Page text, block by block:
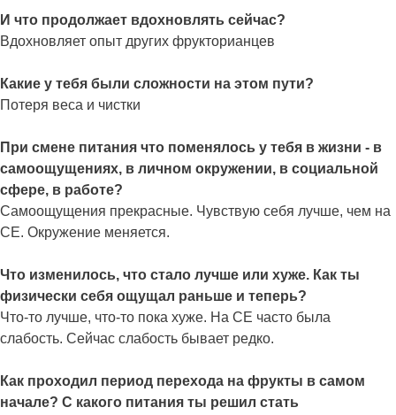
И что продолжает вдохновлять сейчас?
Вдохновляет опыт других фрукторианцев
Какие у тебя были сложности на этом пути?
Потеря веса и чистки
При смене питания что поменялось у тебя в жизни - в
самоощущениях, в личном окружении, в социальной
сфере, в работе?
Самоощущения прекрасные. Чувствую себя лучше, чем на
СЕ. Окружение меняется.
Что изменилось, что стало лучше или хуже. Как ты
физически себя ощущал раньше и теперь?
Что-то лучше, что-то пока хуже. На СЕ часто была
слабость. Сейчас слабость бывает редко.
Как проходил период перехода на фрукты в самом
начале? С какого питания ты решил стать